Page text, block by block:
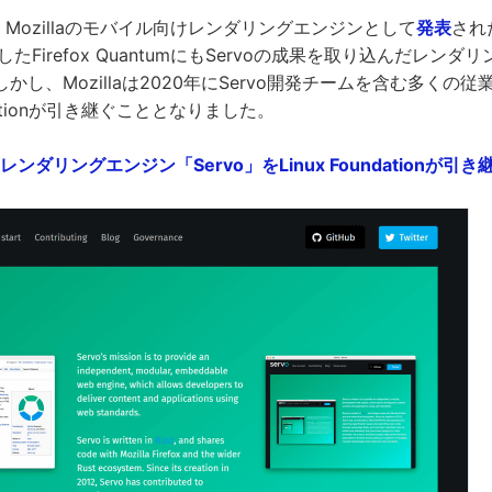
のモバイル向けレンダリングエンジンとして発表さ
たFirefox QuantumにもServoの成果を取り込んだレンダリ
かし、Mozillaは2020年にServo開発チームを含む多くの従
が引き継ぐこととなりました。
ンダリングエンジン「Servo」をLinux Foundationが引き